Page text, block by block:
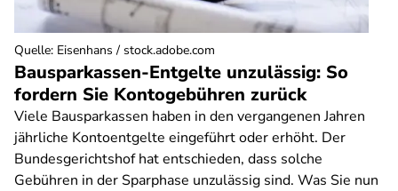
Bausparkassen-Entgelte unzulässig: So
fordern Sie Kontogebühren zurück
Viele Bausparkassen haben in den vergangenen Jahren
jährliche Kontoentgelte eingeführt oder erhöht. Der
Bundesgerichtshof hat entschieden, dass solche
Gebühren in der Sparphase unzulässig sind. Was Sie nun
Quelle: Eisenhans / stock.adobe.com